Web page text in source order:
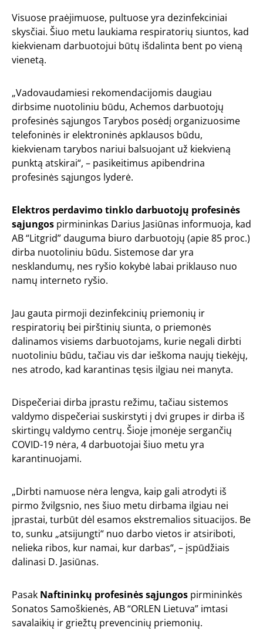
Visuose praėjimuose, pultuose yra dezinfekciniai
skysčiai. Šiuo metu laukiama respiratorių siuntos, kad
kiekvienam darbuotojui būtų išdalinta bent po vieną
vienetą.
„Vadovaudamiesi rekomendacijomis daugiau
dirbsime nuotoliniu būdu, Achemos darbuotojų
profesinės sąjungos Tarybos posėdį organizuosime
telefoninės ir elektroninės apklausos būdu,
kiekvienam tarybos nariui balsuojant už kiekvieną
punktą atskirai“, – pasikeitimus apibendrina
profesinės sąjungos lyderė.
Elektros perdavimo tinklo darbuotojų profesinės
sąjungos pirmininkas Darius Jasiūnas informuoja, kad
AB “Litgrid” dauguma biuro darbuotojų (apie 85 proc.)
dirba nuotoliniu būdu. Sistemose dar yra
nesklandumų, nes ryšio kokybė labai priklauso nuo
namų interneto ryšio.
Jau gauta pirmoji dezinfekcinių priemonių ir
respiratorių bei pirštinių siunta, o priemonės
dalinamos visiems darbuotojams, kurie negali dirbti
nuotoliniu būdu, tačiau vis dar ieškoma naujų tiekėjų,
nes atrodo, kad karantinas tęsis ilgiau nei manyta.
Dispečeriai dirba įprastu režimu, tačiau sistemos
valdymo dispečeriai suskirstyti į dvi grupes ir dirba iš
skirtingų valdymo centrų. Šioje įmonėje sergančių
COVID-19 nėra, 4 darbuotojai šiuo metu yra
karantinuojami.
„Dirbti namuose nėra lengva, kaip gali atrodyti iš
pirmo žvilgsnio, nes šiuo metu dirbama ilgiau nei
įprastai, turbūt dėl esamos ekstremalios situacijos. Be
to, sunku „atsijungti“ nuo darbo vietos ir atsiriboti,
nelieka ribos, kur namai, kur darbas“, – įspūdžiais
dalinasi D. Jasiūnas.
Pasak Naftininkų profesinės sąjungos pirmininkės
Sonatos Samoškienės, AB “ORLEN Lietuva” imtasi
savalaikių ir griežtų prevencinių priemonių.